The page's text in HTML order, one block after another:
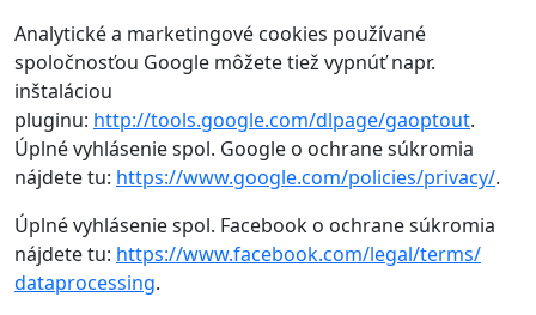
Analytické a marketingové cookies používané
spoločnosťou Google môžete tiež vypnúť napr.
inštaláciou
pluginu: http://tools.google.com/dlpage/gaoptout.
Úplné vyhlásenie spol. Google o ochrane súkromia
nájdete tu: https://www.google.com/policies/privacy/.
Úplné vyhlásenie spol. Facebook o ochrane súkromia
nájdete tu: https://www.facebook.com/legal/terms/
dataprocessing.